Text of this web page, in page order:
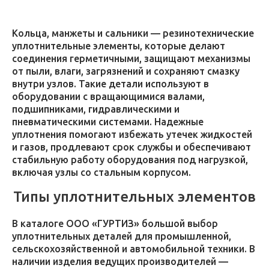
Кольца, манжеты и сальники — резинотехнические
уплотнительные элементы, которые делают
соединения герметичными, защищают механизмы
от пыли, влаги, загрязнений и сохраняют смазку
внутри узлов. Такие детали используют в
оборудовании с вращающимися валами,
подшипниками, гидравлическими и
пневматическими системами. Надежные
уплотнения помогают избежать утечек жидкостей
и газов, продлевают срок службы и обеспечивают
стабильную работу оборудования под нагрузкой,
включая узлы со стальным корпусом.
Типы уплотнительных элементов
В каталоге ООО «ГУРТИЗ» большой выбор
уплотнительных деталей для промышленной,
сельскохозяйственной и автомобильной техники. В
наличии изделия ведущих производителей —